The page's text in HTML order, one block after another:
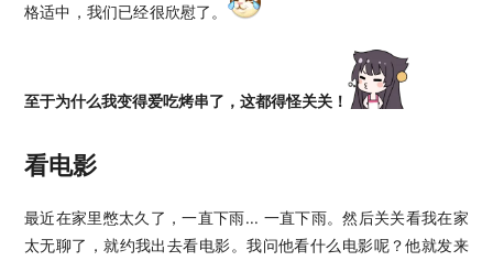
格适中，我们已经很欣慰了。
至于为什么我变得爱吃烤串了，这都得怪关关！
看电影
最近在家里憋太久了，一直下雨... 一直下雨。然后关关看我在家
太无聊了，就约我出去看电影。我问他看什么电影呢？他就发来